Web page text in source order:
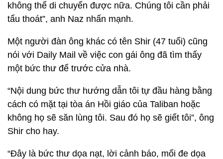
không thể di chuyển được nữa. Chúng tôi cần phải
tẩu thoát”, anh Naz nhấn mạnh.
Một người đàn ông khác có tên Shir (47 tuổi) cũng
nói với Daily Mail về việc con gái ông đã tìm thấy
một bức thư để trước cửa nhà.
“Nội dung bức thư hướng dẫn tôi tự đầu hàng bằng
cách có mặt tại tòa án Hồi giáo của Taliban hoặc
không họ sẽ săn lùng tôi. Sau đó họ sẽ giết tôi”, ông
Shir cho hay.
“Đây là bức thư dọa nạt, lời cảnh báo, mối đe dọa